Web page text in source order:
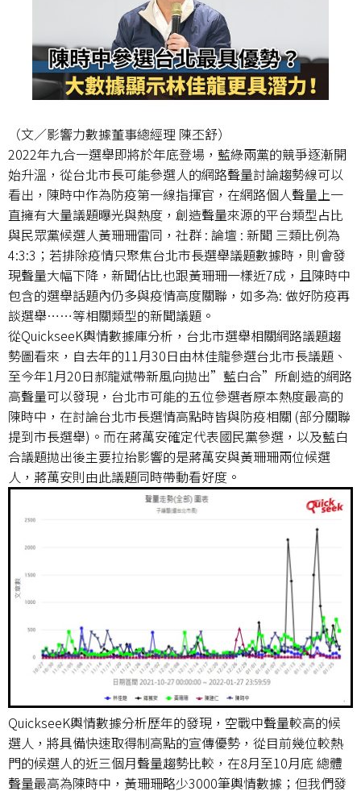
（文／影響力數據董事總經理 陳丕舒）
2022年九合一選舉即將於年底登場，藍綠兩黨的競爭逐漸開
始升溫，從台北市長可能參選人的網路聲量討論趨勢線可以
看出，陳時中作為防疫第一線指揮官，在網路個人聲量上一
直擁有大量議題曝光與熱度，創造聲量來源的平台類型占比
與民眾黨候選人黃珊珊雷同，社群 : 論壇 : 新聞 三類比例為
4:3:3；若排除疫情只聚焦台北市長選舉議題數據時，則會發
現聲量大幅下降，新聞佔比也跟黃珊珊一樣近7成，且陳時中
包含的選舉話題內仍多與疫情高度關聯，如多為: 做好防疫再
談選舉……等相關類型的新聞議題。
從QuickseeK輿情數據庫分析，台北市選舉相關網路議題趨
勢圖看來，自去年的11月30日由林佳龍參選台北市長議題、
至今年1月20日郝龍斌帶新風向拋出”藍白合”所創造的網路
高聲量可以發現，台北市可能的五位參選者原本熱度最高的
陳時中，在討論台北市長選情高點時皆與防疫相關 (部分關聯
提到市長選舉)。而在蔣萬安確定代表國民黨參選，以及藍白
合議題拋出後主要拉抬影響的是蔣萬安與黃珊珊兩位候選
人，蔣萬安則由此議題同時帶動看好度。
QuickseeK輿情數據分析歷年的發現，空戰中聲量較高的候
選人，將具備快速取得制高點的宣傳優勢，從目前幾位較熱
門的候選人的近三個月聲量趨勢比較，在8月至10月底 總體
聲量最高為陳時中，黃珊珊略少3000筆輿情數據；但我們發